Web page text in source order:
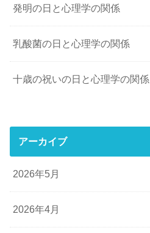
発明の日と心理学の関係
乳酸菌の日と心理学の関係
十歳の祝いの日と心理学の関係
アーカイブ
2026年5月
2026年4月